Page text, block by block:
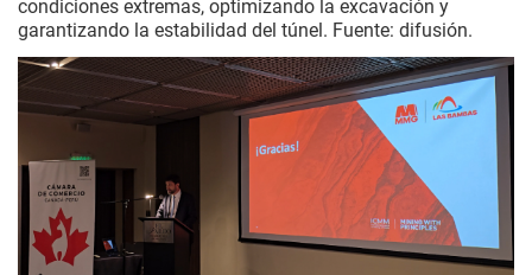
condiciones extremas, optimizando la excavación y
garantizando la estabilidad del túnel. Fuente: difusión.